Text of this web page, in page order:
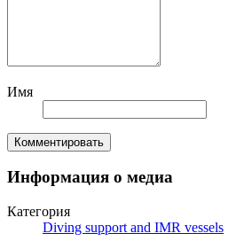
Имя
Комментировать
Информация о медиа
Категория
Diving support and IMR vessels